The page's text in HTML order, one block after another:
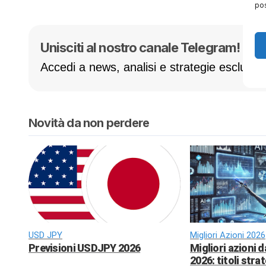
Unisciti al nostro canale Telegram! 🚀
Accedi a news, analisi e strategie
Novità da non perdere
USD JPY
Previsioni USDJPY 2026
Migliori Azioni 2026
Migliori azioni
2026: titoli